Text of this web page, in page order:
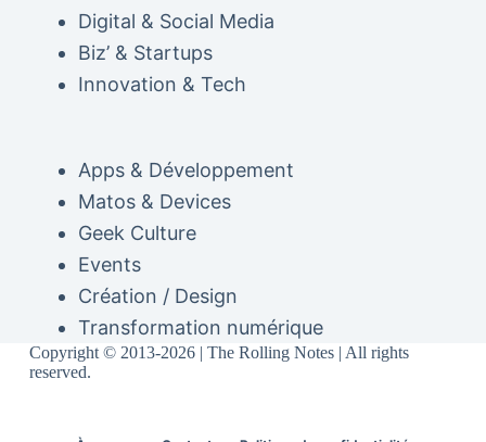
Digital & Social Media
Biz’ & Startups
Innovation & Tech
Apps & Développement
Matos & Devices
Geek Culture
Events
Création / Design
Transformation numérique
Copyright © 2013-2026 | The Rolling Notes | All rights
reserved.